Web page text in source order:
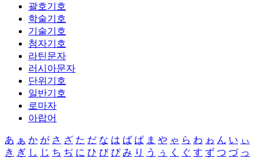
괄호기호
학술기호
기술기호
첨자기호
라틴문자
러시아문자
단위기호
일반기호
로마자
아랍어
あ ぁ か が さ ざ た だ な は ば ぱ ま や ゃ ら わ ゎ ん い ぃ
き ぎ し じ ち ぢ に ひ び ぴ み り う ぅ く ぐ す ず つ づ っ